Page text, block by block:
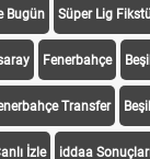
Bugün Süper Lig
Fenerbahçe
Transfer